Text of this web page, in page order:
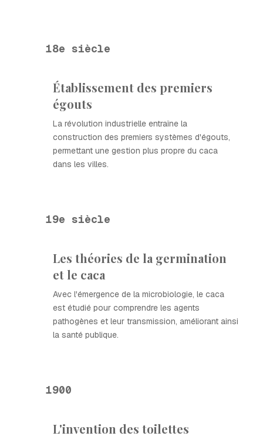
18e siècle
Établissement des premiers
égouts
La révolution industrielle entraîne la
construction des premiers systèmes d'égouts,
permettant une gestion plus propre du caca
dans les villes.
19e siècle
Les théories de la germination
et le caca
Avec l'émergence de la microbiologie, le caca
est étudié pour comprendre les agents
pathogènes et leur transmission, améliorant ainsi
la santé publique.
1900
L'invention des toilettes